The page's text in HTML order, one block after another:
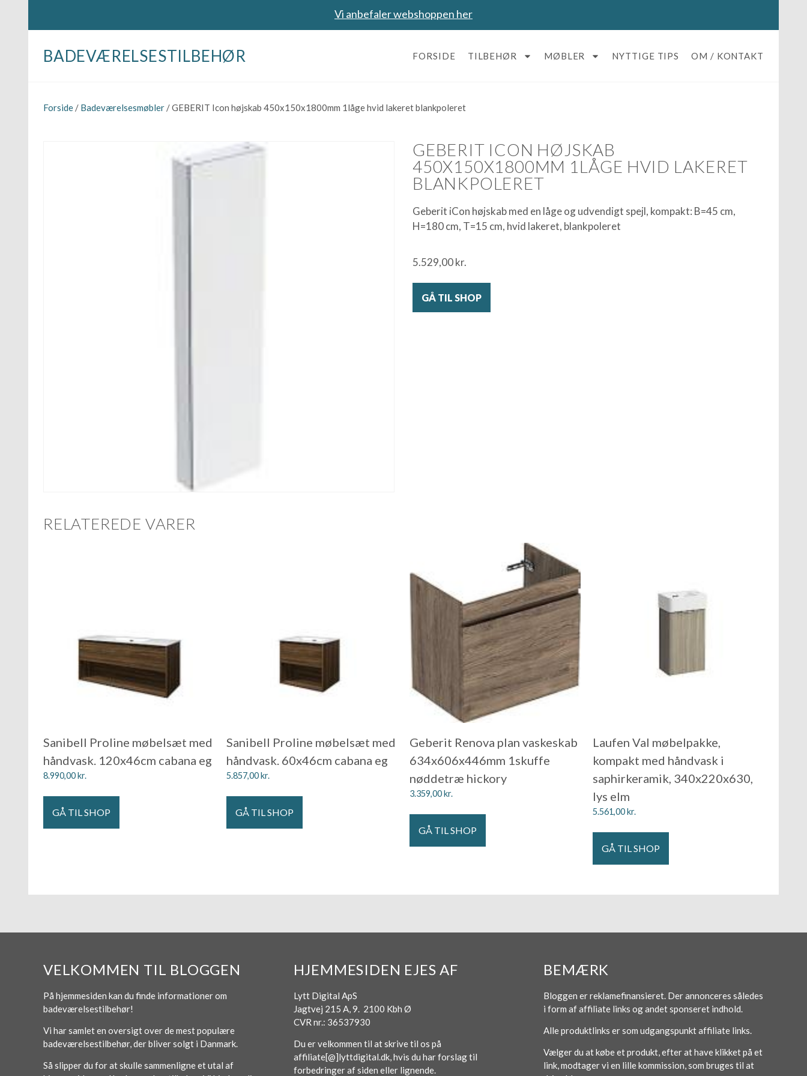
Vi anbefaler webshoppen her
BADEVÆRELSESTILBEHØR FORSIDE TILBEHØR MØBLER NYTTIGE TIPS OM / KONTAKT
Forside / Badeværelsesmøbler / GEBERIT Icon højskab 450x150x1800mm 1låge hvid lakeret blankpoleret
GEBERIT ICON HØJSKAB
450X150X1800MM 1LÅGE HVID LAKERET
BLANKPOLERET
Geberit iCon højskab med en låge og udvendigt spejl, kompakt: B=45 cm,
H=180 cm, T=15 cm, hvid lakeret, blankpoleret
5.529,00kr.
GÅ TIL SHOP
RELATEREDE VARER
Sanibell Proline møbelsæt med
håndvask. 120x46cm cabana eg
8.990,00kr.
GÅ TIL SHOP
Sanibell Proline møbelsæt med
håndvask. 60x46cm cabana eg
5.857,00kr.
GÅ TIL SHOP
Geberit Renova plan vaskeskab
634x606x446mm 1skuffe
nøddetræ hickory
3.359,00kr.
GÅ TIL SHOP
Laufen Val møbelpakke,
kompakt med håndvask i
saphirkeramik, 340x220x630,
lys elm
5.561,00kr.
GÅ TIL SHOP
VELKOMMEN TIL BLOGGEN
På hjemmesiden kan du finde informationer om
badeværelsestilbehør!
Vi har samlet en oversigt over de mest populære
badeværelsestilbehør, der bliver solgt i Danmark.
Så slipper du for at skulle sammenligne et utal af
HJEMMESIDEN EJES AF
Lytt Digital ApS
Jagtvej 215 A, 9. 2100 Kbh Ø
CVR nr.: 36537930
Du er velkommen til at skrive til os på
affiliate[@]lyttdigital.dk, hvis du har forslag til
forbedringer af siden eller lignende.
BEMÆRK
Bloggen er reklamefinansieret. Der annonceres således
i form af affiliate links og andet sponseret indhold.
Alle produktlinks er som udgangspunkt affiliate links.
Vælger du at købe et produkt, efter at have klikket på et
link, modtager vi en lille kommission, som bruges til at